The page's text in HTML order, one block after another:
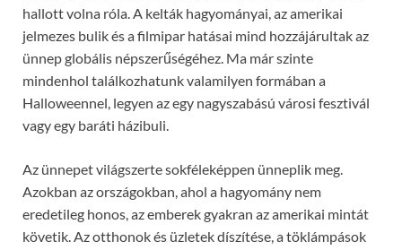
hallott volna róla. A kelták hagyományai, az amerikai
jelmezes bulik és a filmipar hatásai mind hozzájárultak az
ünnep globális népszerűségéhez. Ma már szinte
mindenhol találkozhatunk valamilyen formában a
Halloweennel, legyen az egy nagyszabású városi fesztivál
vagy egy baráti házibuli.
Az ünnepet világszerte sokféleképpen ünneplik meg.
Azokban az országokban, ahol a hagyomány nem
eredetileg honos, az emberek gyakran az amerikai mintát
követik. Az otthonok és üzletek díszítése, a töklámpások